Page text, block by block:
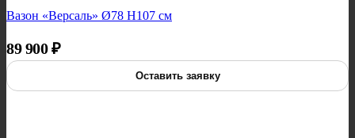
Вазон «Версаль» Ø78 H107 см
89 900₽
Оставить заявку